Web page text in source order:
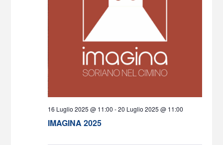
16 Luglio 2025 @ 11:00 -20 Luglio 2025 @ 11:00
IMAGINA 2025